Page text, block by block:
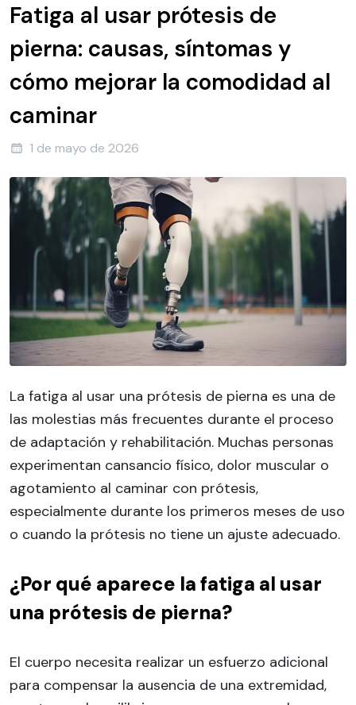
Fatiga al usar prótesis de
pierna: causas, síntomas y
cómo mejorar la comodidad al
caminar
1 de mayo de 2026
La fatiga al usar una prótesis de pierna es una de
las molestias más frecuentes durante el proceso
de adaptación y rehabilitación. Muchas personas
experimentan cansancio físico, dolor muscular o
agotamiento al caminar con prótesis,
especialmente durante los primeros meses de uso
o cuando la prótesis no tiene un ajuste adecuado.
¿Por qué aparece la fatiga al usar
una prótesis de pierna?
El cuerpo necesita realizar un esfuerzo adicional
para compensar la ausencia de una extremidad,